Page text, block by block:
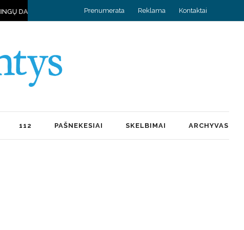
STRAZDAS, SUJUNGĘS DU KRAŠTUS HOROSKOPAS RUGPJŪČIO 9
Prenumerata Reklama Kontaktai
112 PAŠNEKESIAI SKELBIMAI ARCHYVAS